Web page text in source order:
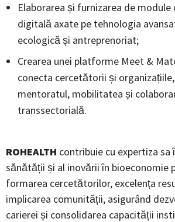
Elaborarea și furnizarea de
digitală axate pe tehnologia
ecologică și antreprenoriat;
Crearea unei platforme Meet &
conecta cercetătorii și
mentoratul, mobilitatea și
transsectorială.
ROHEALTH contribuie cu expertiza sa
sănătății și al inovării în bioeconomie
formarea cercetătorilor, excelența
implicarea comunității, asigurând
carierei și consolidarea capacității